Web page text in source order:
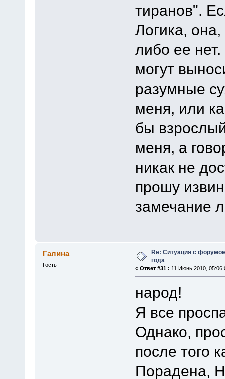
тиранов".
Логика,
либо ее
могут
разумные
меня, или
бы
меня, а
никак не
прошу
замечание
Галина
Гость
Re: Ситуация с
года
« Ответ #31 : 11 Июнь 2010,
народ!
Я все
Однако,
после того
Порадена,